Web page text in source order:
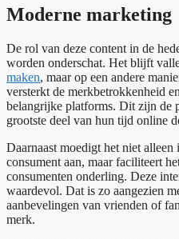
Moderne marketing
De rol van deze content in de
worden onderschat. Het blijft
maken, maar op een andere
versterkt de merkbetrokkenheid
belangrijke platforms. Dit zijn de
grootste deel van hun tijd online
Daarnaast moedigt het niet alleen
consument aan, maar faciliteert
consumenten onderling. Deze
waardevol. Dat is zo aangezien
aanbevelingen van vrienden of
merk.